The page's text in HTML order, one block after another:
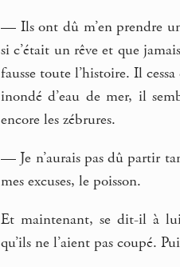
— Ils ont dû m’en prendre
si c’était un rêve et que
fausse toute l’histoire. Il
inondé d’eau de mer, il
encore les zébrures.
— Je n’aurais pas dû partir
mes excuses, le poisson.
Et maintenant, se dit-il à
qu’ils ne l’aient pas coupé.